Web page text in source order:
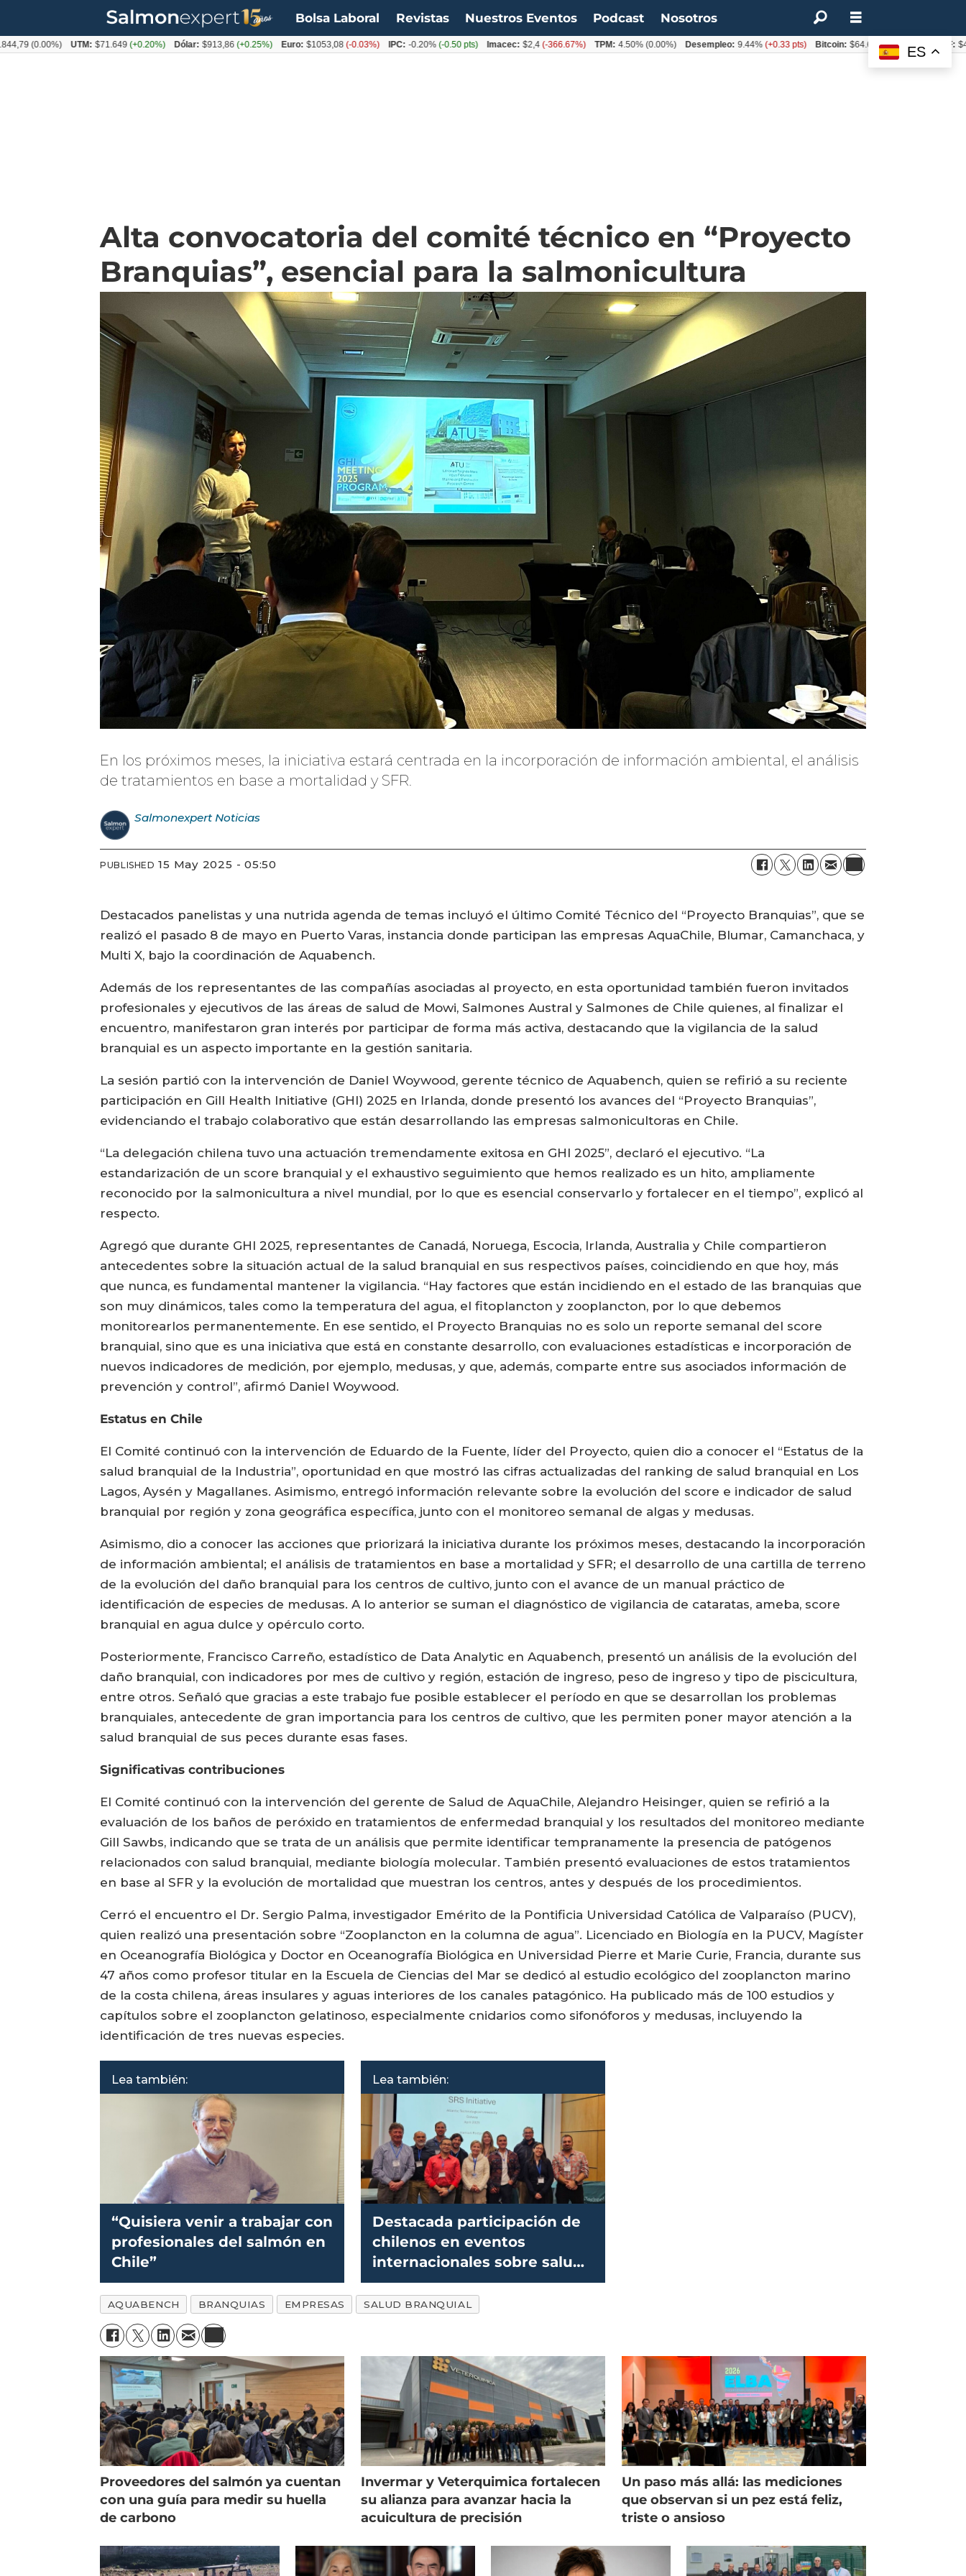
Bolsa Laboral Revistas Nuestros Eventos Podcast Nosotros
Alta convocatoria del comité técnico en “Proyecto
Branquias”, esencial para la salmonicultura
En los próximos meses, la iniciativa estará centrada en la incorporación de información ambiental, el análisis
de tratamientos en base a mortalidad y SFR.
Salmonexpert Noticias
PUBLISHED 15 May 2025 - 05:50
Destacados panelistas y una nutrida agenda de temas incluyó el último Comité Técnico del “Proyecto Branquias”, que se
realizó el pasado 8 de mayo en Puerto Varas, instancia donde participan las empresas AquaChile, Blumar, Camanchaca, y
Multi X, bajo la coordinación de Aquabench.
Además de los representantes de las compañías asociadas al proyecto, en esta oportunidad también fueron invitados
profesionales y ejecutivos de las áreas de salud de Mowi, Salmones Austral y Salmones de Chile quienes, al finalizar el
encuentro, manifestaron gran interés por participar de forma más activa, destacando que la vigilancia de la salud
branquial es un aspecto importante en la gestión sanitaria.
La sesión partió con la intervención de Daniel Woywood, gerente técnico de Aquabench, quien se refirió a su reciente
participación en Gill Health Initiative (GHI) 2025 en Irlanda, donde presentó los avances del “Proyecto Branquias”,
evidenciando el trabajo colaborativo que están desarrollando las empresas salmonicultoras en Chile.
“La delegación chilena tuvo una actuación tremendamente exitosa en GHI 2025”, declaró el ejecutivo. “La
estandarización de un score branquial y el exhaustivo seguimiento que hemos realizado es un hito, ampliamente
reconocido por la salmonicultura a nivel mundial, por lo que es esencial conservarlo y fortalecer en el tiempo”, explicó al
respecto.
Agregó que durante GHI 2025, representantes de Canadá, Noruega, Escocia, Irlanda, Australia y Chile compartieron
antecedentes sobre la situación actual de la salud branquial en sus respectivos países, coincidiendo en que hoy, más
que nunca, es fundamental mantener la vigilancia. “Hay factores que están incidiendo en el estado de las branquias que
son muy dinámicos, tales como la temperatura del agua, el fitoplancton y zooplancton, por lo que debemos
monitorearlos permanentemente. En ese sentido, el Proyecto Branquias no es solo un reporte semanal del score
branquial, sino que es una iniciativa que está en constante desarrollo, con evaluaciones estadísticas e incorporación de
nuevos indicadores de medición, por ejemplo, medusas, y que, además, comparte entre sus asociados información de
prevención y control”, afirmó Daniel Woywood.
Estatus en Chile
El Comité continuó con la intervención de Eduardo de la Fuente, líder del Proyecto, quien dio a conocer el “Estatus de la
salud branquial de la Industria”, oportunidad en que mostró las cifras actualizadas del ranking de salud branquial en Los
Lagos, Aysén y Magallanes. Asimismo, entregó información relevante sobre la evolución del score e indicador de salud
branquial por región y zona geográfica específica, junto con el monitoreo semanal de algas y medusas.
Asimismo, dio a conocer las acciones que priorizará la iniciativa durante los próximos meses, destacando la incorporación
de información ambiental; el análisis de tratamientos en base a mortalidad y SFR; el desarrollo de una cartilla de terreno
de la evolución del daño branquial para los centros de cultivo, junto con el avance de un manual práctico de
identificación de especies de medusas. A lo anterior se suman el diagnóstico de vigilancia de cataratas, ameba, score
branquial en agua dulce y opérculo corto.
Posteriormente, Francisco Carreño, estadístico de Data Analytic en Aquabench, presentó un análisis de la evolución del
daño branquial, con indicadores por mes de cultivo y región, estación de ingreso, peso de ingreso y tipo de piscicultura,
entre otros. Señaló que gracias a este trabajo fue posible establecer el período en que se desarrollan los problemas
branquiales, antecedente de gran importancia para los centros de cultivo, que les permiten poner mayor atención a la
salud branquial de sus peces durante esas fases.
Significativas contribuciones
El Comité continuó con la intervención del gerente de Salud de AquaChile, Alejandro Heisinger, quien se refirió a la
evaluación de los baños de peróxido en tratamientos de enfermedad branquial y los resultados del monitoreo mediante
Gill Sawbs, indicando que se trata de un análisis que permite identificar tempranamente la presencia de patógenos
relacionados con salud branquial, mediante biología molecular. También presentó evaluaciones de estos tratamientos
en base al SFR y la evolución de mortalidad que muestran los centros, antes y después de los procedimientos.
Cerró el encuentro el Dr. Sergio Palma, investigador Emérito de la Pontificia Universidad Católica de Valparaíso (PUCV),
quien realizó una presentación sobre “Zooplancton en la columna de agua”. Licenciado en Biología en la PUCV, Magíster
en Oceanografía Biológica y Doctor en Oceanografía Biológica en Universidad Pierre et Marie Curie, Francia, durante sus
47 años como profesor titular en la Escuela de Ciencias del Mar se dedicó al estudio ecológico del zooplancton marino
de la costa chilena, áreas insulares y aguas interiores de los canales patagónico. Ha publicado más de 100 estudios y
capítulos sobre el zooplancton gelatinoso, especialmente cnidarios como sifonóforos y medusas, incluyendo la
identificación de tres nuevas especies.
Lea también:
“Quisiera venir a trabajar con
profesionales del salmón en
Chile”
Lea también:
Destacada participación de
chilenos en eventos
internacionales sobre salud
branquial y SRS
AQUABENCH BRANQUIAS EMPRESAS SALUD BRANQUIAL
Proveedores del salmón ya cuentan
con una guía para medir su huella
de carbono
Invermar y Veterquimica fortalecen
su alianza para avanzar hacia la
acuicultura de precisión
Un paso más allá: las mediciones
que observan si un pez está feliz,
triste o ansioso
ES
UTM: $71.649(+0.20%) Dólar: $913,86(+0.25%) Euro: $1053,08(-0.03%) IPC: -0.20% (-0.50 pts) Imacec: $2,4(-366.67%) TPM: 4.50%(0.00%) Desempleo: 9.44%(+0.33 pts) Bitcoin: $64.600,08(+2.93%)